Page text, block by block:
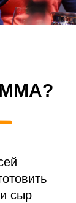
сыр